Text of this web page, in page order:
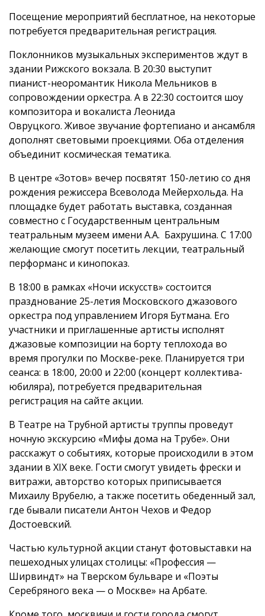
Посещение мероприятий бесплатное, на некоторые
потребуется предварительная регистрация.
Поклонников музыкальных экспериментов ждут в
здании Рижского вокзала. В 20:30 выступит
пианист-неоромантик Никола Мельников в
сопровождении оркестра. А в 22:30 состоится шоу
композитора и вокалиста Леонида
Овруцкого. Живое звучание фортепиано и ансамбля
дополнят световыми проекциями. Оба отделения
объединит космическая тематика.
В центре «Зотов» вечер посвятят 150-летию со дня
рождения режиссера Всеволода Мейерхольда. На
площадке будет работать выставка, созданная
совместно с Государственным центральным
театральным музеем имени А.А. Бахрушина. С 17:00
желающие смогут посетить лекции, театральный
перформанс и кинопоказ.
В 18:00 в рамках «Ночи искусств» состоится
празднование 25-летия Московского джазового
оркестра под управлением Игоря Бутмана. Его
участники и приглашенные артисты исполнят
джазовые композиции на борту теплохода во
время прогулки по Москве-реке. Планируется три
сеанса: в 18:00, 20:00 и 22:00 (концерт коллектива-
юбиляра), потребуется предварительная
регистрация на сайте акции.
В Театре на Трубной артисты труппы проведут
ночную экскурсию «Мифы дома на Трубе». Они
расскажут о событиях, которые происходили в этом
здании в XIX веке. Гости смогут увидеть фрески и
витражи, авторство которых приписывается
Михаилу Врубелю, а также посетить обеденный зал,
где бывали писатели Антон Чехов и Федор
Достоевский.
Частью культурной акции станут фотовыставки на
пешеходных улицах столицы: «Профессия —
Ширвиндт» на Тверском бульваре и «Поэты
Серебряного века — о Москве» на Арбате.